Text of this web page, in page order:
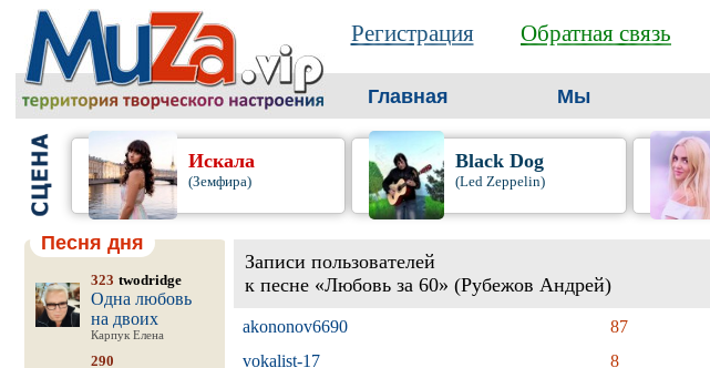
Регистрация Обратная связь
Главная Мы
Искала
(Земфира)
Black Dog
(Led Zeppelin)
Песня дня
323 twodridge
Одна любовь
на двоих
Карпук Елена
290
Записи пользователей
к песне «Любовь за 60» (Рубежов Андрей)
akononov6690 87
vokalist-17 8